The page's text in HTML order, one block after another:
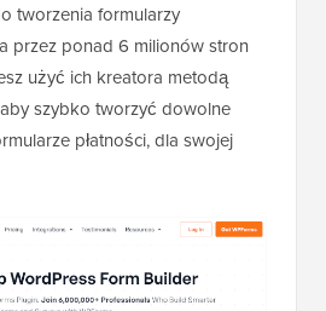
tworzenia formularzy
przez ponad 6 milionów stron
użyć ich kreatora metodą
szybko tworzyć dowolne
płatności, dla swojej